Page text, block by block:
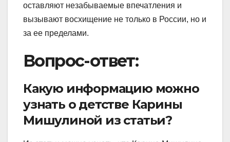
оставляют незабываемые впечатления и
вызывают восхищение не только в России, но и
за ее пределами.
Вопрос-ответ:
Какую информацию можно
узнать о детстве Карины
Мишулиной из статьи?